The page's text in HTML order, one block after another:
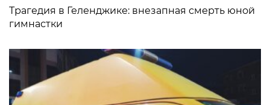
Трагедия в Геленджике: внезапная смерть юной
гимнастки